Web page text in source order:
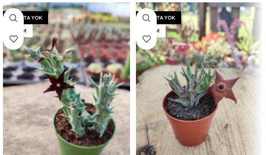
STOKTA YOK
5.5 CM
STOKTA YOK
5.5 CM